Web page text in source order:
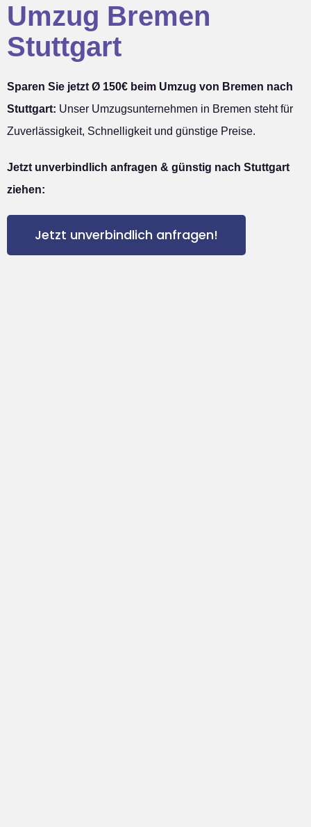
Umzug Bremen
Stuttgart
Sparen Sie jetzt Ø 150€ beim Umzug von Bremen nach
Stuttgart: Unser Umzugsunternehmen in Bremen steht für
Zuverlässigkeit, Schnelligkeit und günstige Preise.
Jetzt unverbindlich anfragen & günstig nach Stuttgart
ziehen:
Jetzt unverbindlich anfragen!